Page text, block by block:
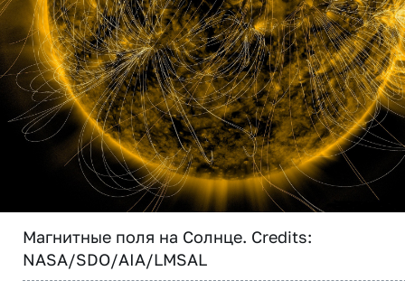
Магнитные поля на Солнце. Credits:
NASA/SDO/AIA/LMSAL